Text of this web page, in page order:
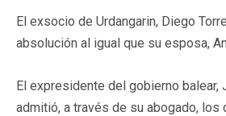
El exsocio de Urdangarin, Diego
absolución al igual que su esposa,
El expresidente del gobierno balear,
admitió, a través de su abogado, los